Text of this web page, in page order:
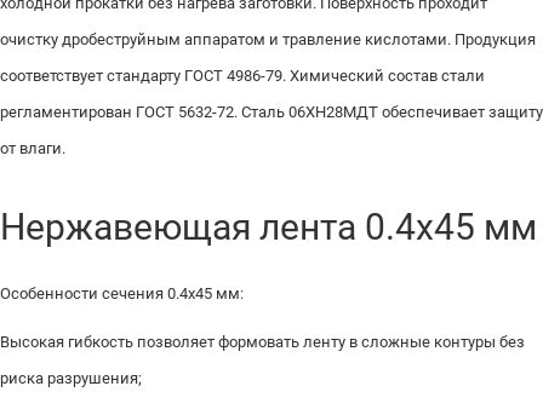
очистку дробеструйным аппаратом и травление кислотами. Продукция
соответствует стандарту ГОСТ 4986-79. Химический состав стали
регламентирован ГОСТ 5632-72. Сталь 06ХН28МДТ обеспечивает защиту
от влаги.
Нержавеющая лента 0.4х45 мм
Особенности сечения 0.4х45 мм:
Высокая гибкость позволяет формовать ленту в сложные контуры без
риска разрушения;